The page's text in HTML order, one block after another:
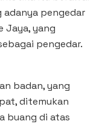
pengedar
Jaya, yang
pengedar.
badan, yang
ditemukan
buang di atas